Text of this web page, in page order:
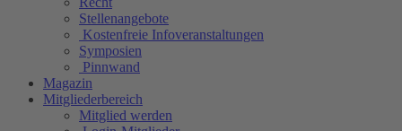
Stellenangebote
Kostenfreie Infoveranstaltungen
Symposien
Pinnwand
Magazin
Mitgliederbereich
Mitglied werden